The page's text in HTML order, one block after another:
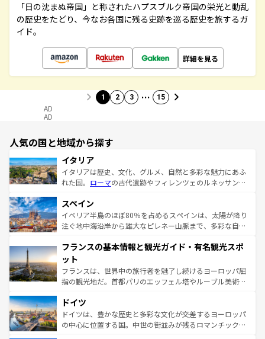
「日の沈まぬ帝国」と称されたハプスブルク帝国の栄光と動乱
の歴史をたどり、今なお各国に残る史跡を巡る歴史を旅するガ
イド。
詳細を見る
1 2 3 … 15
AD
AD
人気の国と地域から探す
イタリア
イタリアは歴史、文化、グルメ、自然と多彩な魅力にあふ
れた国。 ローマの古代遺跡やフィレンツェのルネッサンス
ろん、トスカーナの美しい田園風景やアマルフィ海岸の絶
景など、自然景観も見逃せない。観光の合間には、本場の
ピザやパスタなど、絶品のイタリア料理を堪能することも
ませてくれるイタリアで、忘れられない旅をしてみよう！
なお、新着のイタリア情報は
しい。
スペイン
イベリア半島のほぼ80％を占めるスペインは、太陽が降り
注ぐ地中海沿岸から雄大なピレネー山脈まで、多彩な自然
文化が根付くこの国では、情熱的なフラメンコ、熱気あふ
れる闘牛、そして美味しいタパスが生活の一部となってい
る。首都マドリードの洗練された雰囲気や、バルセロナの
アートに溢れた街角から、地方では古代ローマ遺跡や中世
せる。地方によって風土や気候が異なるスペインはその個
性で訪れる人を魅了する。 なお、新着のスペイン情報は コ
ンテンツ一覧を参照してほしい。
フランスの基本情報と観光ガイド・有名観光スポ
ット
フランスは、世界中の旅行者を魅了し続けるヨーロッパ屈
指の観光地だ。首都パリのエッフェル塔やルーブル美術館
で、幅広い魅力が詰まっている。華麗な宮殿、歴史的な大
聖堂、美しいビーチ、そして豊かな自然が、訪れる者を心
から魅了する。また、フランスは美食の国としても知ら
ドイツ
ドイツは、豊かな歴史と多彩な文化が交差するヨーロッパ
の中心に位置する国。中世の街並みが残るロマンチック街